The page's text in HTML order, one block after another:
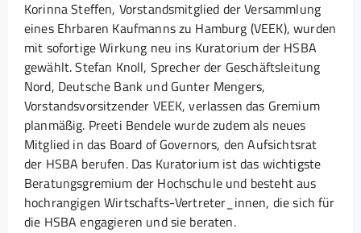
Korinna Steffen, Vorstandsmitglied der Versammlung
eines Ehrbaren Kaufmanns zu Hamburg (VEEK), wurden
mit sofortige Wirkung neu ins Kuratorium der HSBA
gewählt. Stefan Knoll, Sprecher der Geschäftsleitung
Nord, Deutsche Bank und Gunter Mengers,
Vorstandsvorsitzender VEEK, verlassen das Gremium
planmäßig. Preeti Bendele wurde zudem als neues
Mitglied in das Board of Governors, den Aufsichtsrat
der HSBA berufen. Das Kuratorium ist das wichtigste
Beratungsgremium der Hochschule und besteht aus
hochrangigen Wirtschafts-Vertreter_innen, die sich für
die HSBA engagieren und sie beraten.